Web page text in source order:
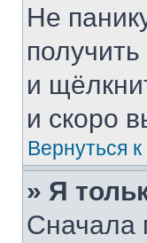
Не
и
и скоро
Вернуться
» Я
Сначала